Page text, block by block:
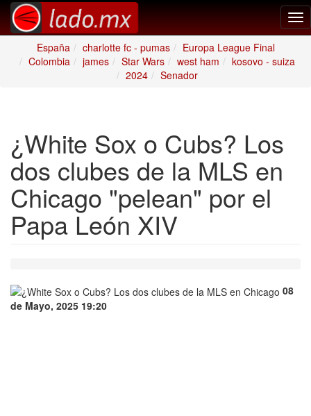
España
charlotte fc - pumas
Europa League Final
Colombia
james Star Wars west ham
kosovo - suiza
2024
Senador
¿White Sox o Cubs? Los
dos clubes de la MLS en
Chicago "pelean" por el
Papa León XIV
08
de Mayo, 2025 19:20